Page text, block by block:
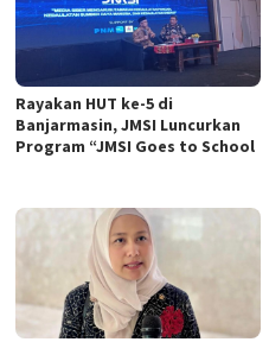
Rayakan HUT ke-5 di
Banjarmasin, JMSI Luncurkan
Program “JMSI Goes to School